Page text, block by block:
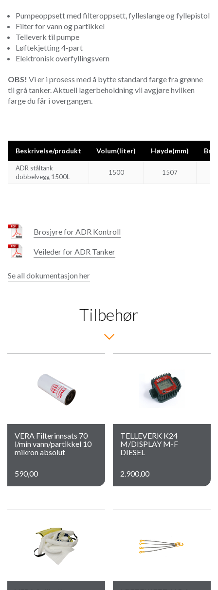
Pumpeoppsett med filteroppsett, fylleslange og fyllepistol
Filter for vann og partikkel
Telleverk til pumpe
Løftekjetting 4-part
Elektronisk overfyllingsvern
OBS! Vi er i prosess med å bytte standard farge fra grønne
til grå tanker. Aktuell lagerbeholdning vil avgjøre hvilken
farge du får i overgangen.
Beskrivelse/produkt Volum(liter) Høyde(mm)
ADR ståltank
dobbelvegg 1500L
1500 1507
Brosjyre for ADR Kontroll
Veileder for ADR Tanker
Se all dokumentasjon her
Tilbehør
VERA Filterinnsats 70
l/min vann/partikkel 10
mikron absolut
590,00
TELLEVERK K24
M/DISPLAY M-F
DIESEL
2.900,00